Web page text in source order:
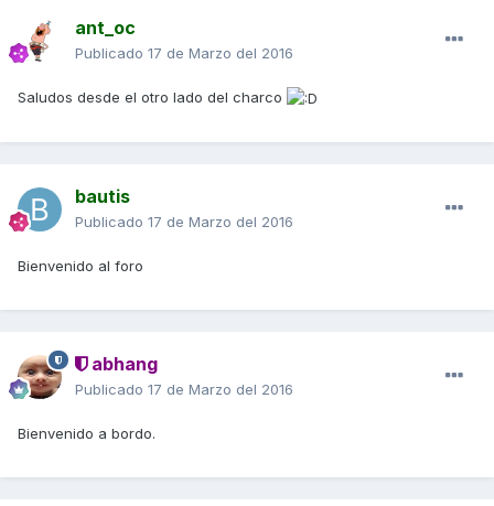
ant_oc
Publicado 17 de Marzo del 2016
Saludos desde el otro lado del charco
bautis
Publicado 17 de Marzo del 2016
Bienvenido al foro
abhang
Publicado 17 de Marzo del 2016
Bienvenido a bordo.